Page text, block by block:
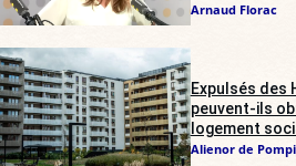
Arnaud Florac
Expulsés des
peuvent-ils
logement
Alienor de